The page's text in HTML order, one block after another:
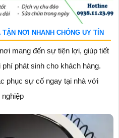
NƠI NHANH CHÓNG UY TÍN
mang đến sự tiện lợi, giúp tiết
phát sinh cho khách hàng.
phục sự cố ngay tại nhà với